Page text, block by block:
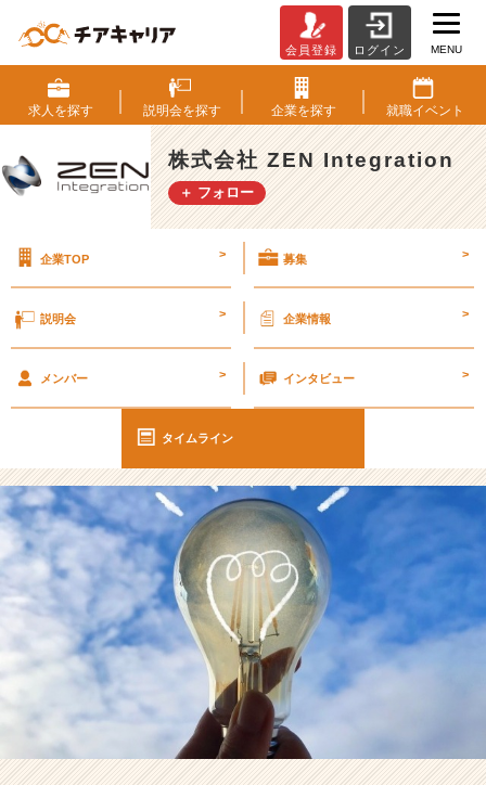
談】
気
付
き
っ
て
#
卒
社
Z
E
N
n
t
e
g
r
o
n
会員登録 ログイン MENU
求人を探す 説明会を探す 企業を探す 就職イベント
株式会社 ZEN Integration
＋ フォロー
企業TOP > 募集 >
説明会 > 企業情報 >
メンバー > インタビュー >
タイムライン